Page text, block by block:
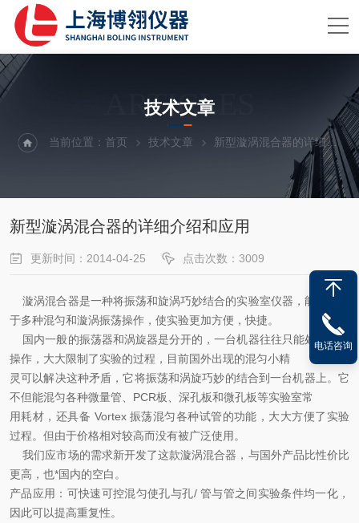
ARTICLES
技术文章
当前位置：首页 技术文章 新型漩涡混合器的详细介绍和应用
新型漩涡混合器的详细介绍和应用
更新时间：2014-04-25 点击次数：3009
漩涡混合器是一种将振荡和旋涡巧妙结合的实验室仪器，能够适用
于多种混匀和漩涡振荡操作，使实验更加方便，快捷。
国内一般的振荡器和涡旋器是分开的，一台机器往往只能处理一项
操作，大大限制了实验的过程，目前国外出现的混匀小精
灵可以解决这种矛盾，它将振荡和涡旋巧妙的结合到一台机器上。它
不但能混匀各种微量管、PCR板、深孔板和微孔板等实验室常
用耗材，还具备 Vortex 振荡混匀各种试管的功能，大大方便了实验
过程。但由于价格相对较高而没有被广泛使用。
我们应市场的需求新开发了这款漩涡混合器，与国外产品比性价比
更高，也*国内的空白。
产品应用：可快速可控混匀使孔与孔/ 管与管之间实验条件均一化，
因此可以提高重复性。
电话咨询